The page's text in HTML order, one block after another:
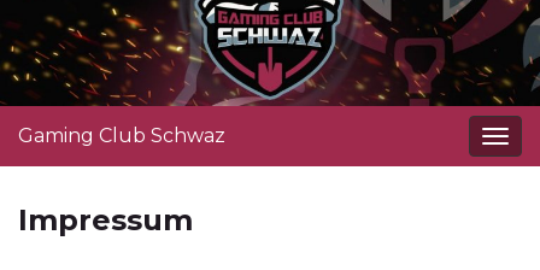
Gaming Club Schwaz
Impressum